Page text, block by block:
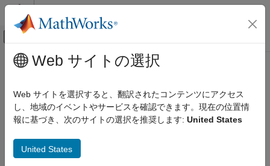
コンテンツへスキップ
オフキャンバス ナビゲーション メ
ドキュメンテーションのホーム
MATLAB Parallel Server
MATLAB ジョブ スケジューラの構成と管理
メインコンテンツ
startjobmanager
ジョブ マネージャー プロセスの開始
startjobmanager
Web サイトの選択
Web サイトを選択すると、翻訳されたコンテンツにアクセス
し、地域のイベントやサービスを確認できます。現在の位置情
報に基づき、次のサイトの選択を推奨します: United States
United States